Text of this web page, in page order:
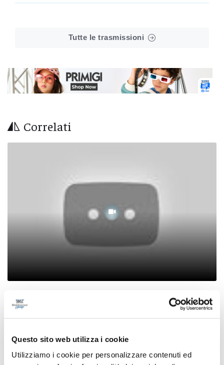
Questo sito web utilizza i cookie
Utilizziamo i cookie per personalizzare contenuti ed
Tutte le trasmissioni
Correlati
Vera Mattina - Educazione finanziaria come
difesa da violenza economica